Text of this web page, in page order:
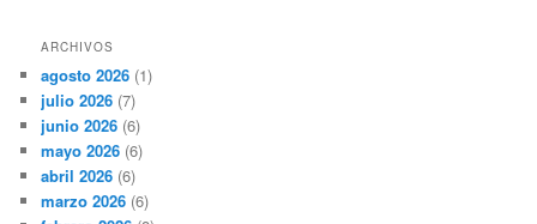
ARCHIVOS
agosto 2026 (1)
julio 2026 (7)
junio 2026 (6)
mayo 2026 (6)
abril 2026 (6)
marzo 2026 (6)